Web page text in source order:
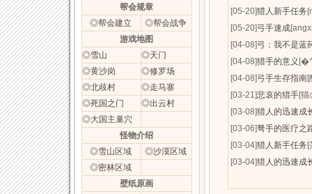
帮会规章
◎帮会建立
◎帮会战争
游戏地图
◎雪山
◎天门
◎黄沙岗
◎修罗场
◎北歧村
◎走马寨
◎死国之门
◎出云村
◎大国主巢穴
怪物介绍
◎雪山区域
◎沙漠区域
◎密林区域
壁纸原画
[05-20]猎人新手任务
[05-20]弓手速成
[04-08]弓：我不是蓝
[04-08]猎手的意义
[04-08]弓手生存指南
[03-21]悲哀的猎手[猫
[03-08]猎人的迅速成
[03-06]弩手的医疗
[03-04]猎人新手任务
[03-04]猎人的迅速成